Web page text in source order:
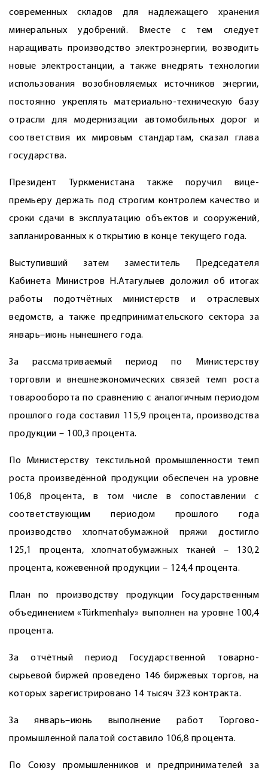
современных складов для надлежащего хранения
минеральных удоб­рений. Вместе с тем следует
наращивать производство электроэнергии, возводить
новые электростанции, а также внедрять технологии
использования возобновляемых источников энергии,
постоянно укреплять материально-техническую базу
отрасли для модернизации автомобильных дорог и
соответствия их мировым стандартам, сказал глава
государства.
Президент Туркменистана также поручил вице-
премьеру держать под строгим контролем качество и
сроки сдачи в эксплуатацию объектов и сооружений,
запланированных к открытию в конце текущего года.
Выступивший затем заместитель Председателя
Кабинета Министров Н.Атагулыев доложил об итогах
работы подотчётных министерств и отраслевых
ведомств, а также предпринимательского сектора за
январь–июнь нынешнего года.
За рассматриваемый период по Министерству
торговли и внешнеэкономических связей темп роста
товарооборота по сравнению с аналогичным периодом
прошлого года составил 115,9 процента, производства
продукции – 100,3 процента.
По Министерству текстильной промышленности темп
роста произведённой продукции обеспечен на уровне
106,8 процента, в том числе в сопоставлении с
соответствующим периодом прошлого года
производство хлопчатобумажной пряжи достигло
125,1 процента, хлопчатобумажных тканей – 130,2
процента, кожевенной продукции – 124,4 процента.
План по производству продукции Государственным
объединением «Türkmenhaly» выполнен на уровне 100,4
процента.
За отчётный период Государственной товарно-
сырьевой биржей проведено 146 биржевых торгов, на
которых зарегистрировано 14 тысяч 323 контракта.
За январь–июнь выполнение работ Торгово-
промышленной палатой составило 106,8 процента.
По Союзу промышленников и предпринимателей за